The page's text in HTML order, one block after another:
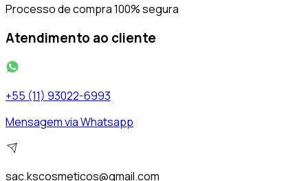
Processo de compra 100% segura
Atendimento ao cliente
+55 (11) 93022-6993
Mensagem via Whatsapp
sac.kscosmeticos@gmail.com